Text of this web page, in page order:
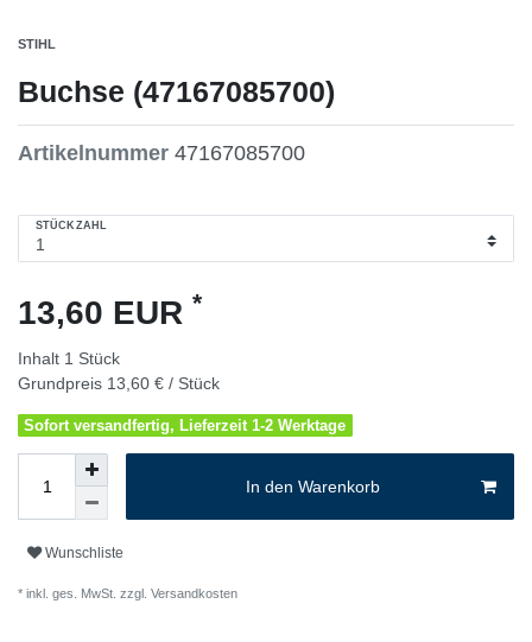
STIHL
Buchse (47167085700)
Artikelnummer 47167085700
STÜCKZAHL
13,60 EUR *
Inhalt 1 Stück
Grundpreis 13,60 € / Stück
Sofort versandfertig, Lieferzeit 1-2 Werktage
In den Warenkorb
Wunschliste
* inkl. ges. MwSt. zzgl. Versandkosten